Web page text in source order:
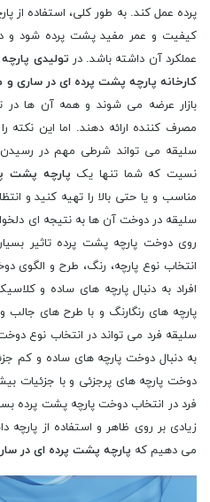
پرده عمل کند. به طور کلی، استفاده از
کیفیت و عمر مفید پشت پرده شود و
عملکرد آن داشته باشد. در تولیدی
کارخانه پارچه پشت پرده ای در ساری و
بازار عرضه می شوند و همه آن ها در
مصرف کننده ارائه دهند. اما این نکته
سلیقه می تواند شرطی مهم در
نسیت که شما تنها یک پارچه پشت
مناسب و یا حتی بالا را تهیه کنید و
سلیقه در دوخت آن ها به نتیجه ای
روی دوخت پارچه پشت پرده تاثیر
انتخاب نوع پارچه، رنگ، طرح و الگوی
افراد به دنبال پارچه های ساده و
پارچه های رنگارنگ و با طرح های
سلیقه فرد می تواند در انتخاب نوع دوخت
به دنبال دوخت پارچه های ساده و کم
دوخت پارچه های پرجزئی و با جزئیات
فرد در انتخاب دوخت پارچه پشت پرده
زیادی بر روی ظاهر و استفاده از
می دهیم که پارچه پشت پرده ای در